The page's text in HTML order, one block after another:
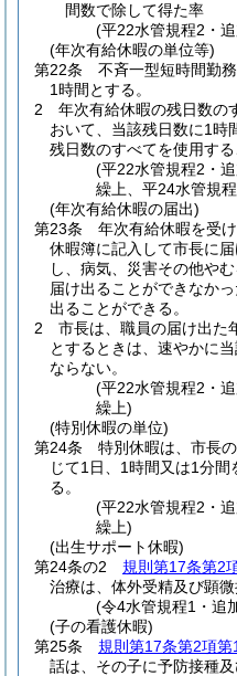
間数で除して得た率
(平22水管規程2・
(年次有給休暇の単位等)
第22条
不斉一型短時間勤
1時間とする。
2
年次有給休暇の残日数の
おいて、当該残日数に1時
残日数のすべてを使用する
(平22水管規程2・
繰上、平24水管規
(年次有給休暇の届出)
第23条
年次有給休暇を受
休暇簿に記入して市長に届
し、病気、災害その他や
届け出ることができなか
出ることができる。
2
市長は、職員の届け出た
とするときは、速やかに
ならない。
(平22水管規程2・
繰上)
(特別休暇の単位)
第24条
特別休暇は、市長
じて1日、1時間又は1分
る。
(平22水管規程2・
繰上)
(出生サポート休暇)
第24条の2
規則第17条第2
治療は、体外受精及び顕微
(令4水管規程1・追
(子の看護休暇)
第25条
規則第17条第2項第
話は、その子に予防接種